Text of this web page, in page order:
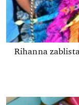
Rihanna